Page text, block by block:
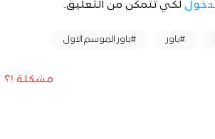
لكي تتمكن من التعليق.
#باور #باور الموسم الاول
مشكلة !؟